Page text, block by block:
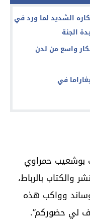
الشديد لما ورد في
الجنة
واسع من لدن
في
بوشعيب حمراوي
والكتاب بالرباط،
وواكب هذه
لي حضوركم”.